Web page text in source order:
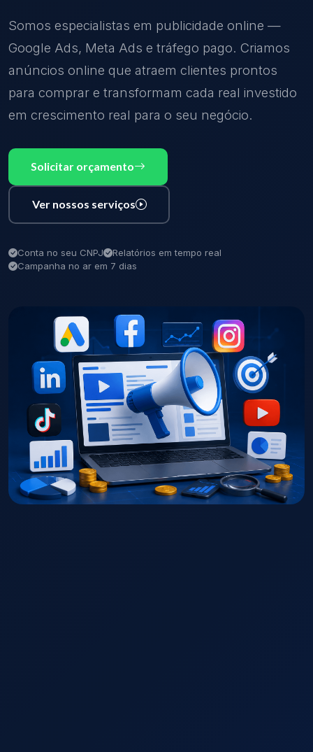
Somos especialistas em publicidade online —
Google Ads, Meta Ads e tráfego pago. Criamos
anúncios online que atraem clientes prontos
para comprar e transformam cada real investido
em crescimento real para o seu negócio.
Solicitar orçamento
Ver nossos serviços
Conta no seu CNPJ
Relatórios em tempo real
Campanha no ar em 7 dias